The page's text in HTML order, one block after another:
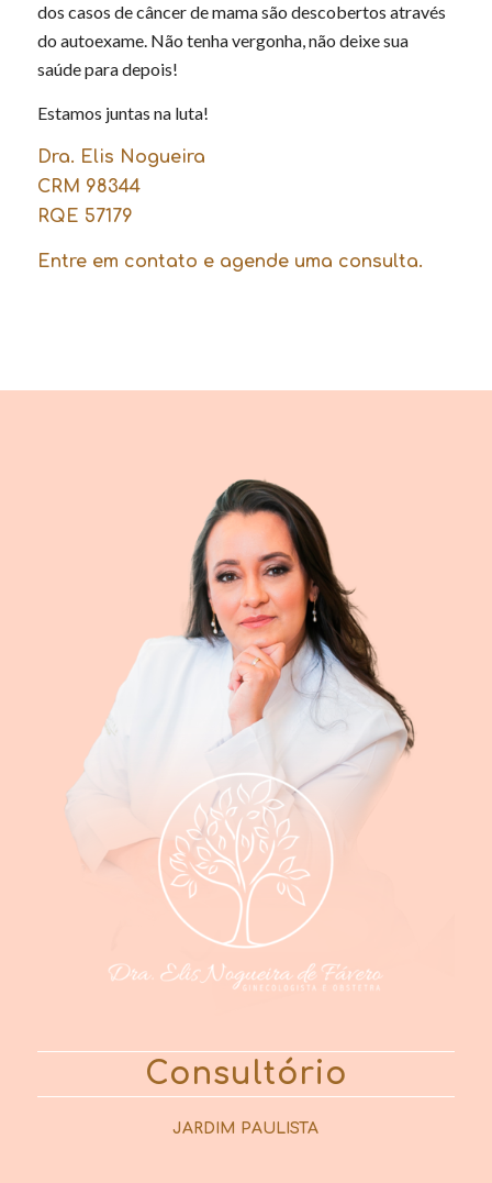
dos casos de câncer de mama são descobertos através
do autoexame. Não tenha vergonha, não deixe sua
saúde para depois!
Estamos juntas na luta!
Dra. Elis Nogueira
CRM 98344
RQE 57179
Entre em contato e agende uma consulta.
Consultório
JARDIM PAULISTA